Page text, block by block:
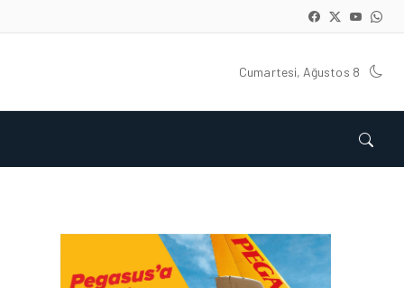
Cumartesi, Ağustos 8
HAVACILIK • 06 AĞU 2026
HITIT BILIŞIM 500’DE
SEKTÖREL YAZILIM